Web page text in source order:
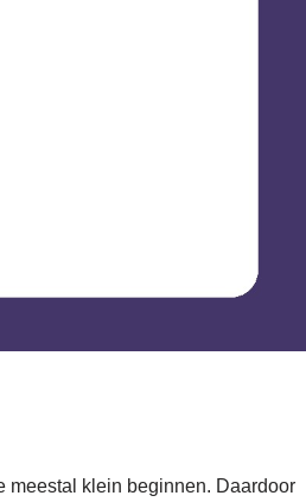
meestal klein beginnen. Daardoor